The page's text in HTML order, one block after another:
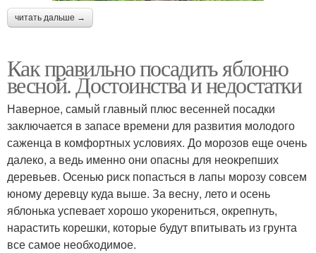
читать дальше →
Как правильно посадить яблоню
весной. Достоинства и недостатки
Наверное, самый главный плюс весенней посадки
заключается в запасе времени для развития молодого
саженца в комфортных условиях. До морозов еще очень
далеко, а ведь именно они опасны для неокрепших
деревьев. Осенью риск попасться в лапы морозу совсем
юному деревцу куда выше. За весну, лето и осень
яблонька успевает хорошо укорениться, окрепнуть,
нарастить корешки, которые будут впитывать из грунта
все самое необходимое.